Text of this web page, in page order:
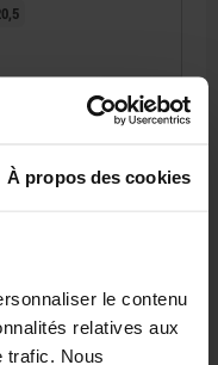
À propos des cookies
le contenu
relatives aux
trafic. Nous
DÉTAILS